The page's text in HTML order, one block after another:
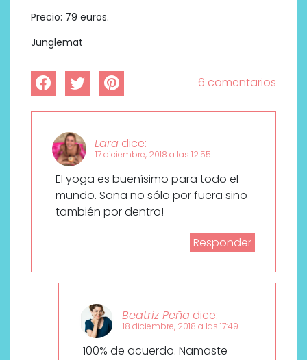
Precio: 79 euros.
Junglemat
6 comentarios
Lara dice:
17 diciembre, 2018 a las 12:55
El yoga es buenísimo para todo el
mundo. Sana no sólo por fuera sino
también por dentro!
Responder
Beatriz Peña dice:
18 diciembre, 2018 a las 17:49
100% de acuerdo. Namaste